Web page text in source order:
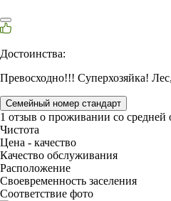
Достоинства:
Превосходно!!! Суперхозяйка!
Семейный номер стандарт
1 отзыв о проживании со средней
Чистота
Цена - качество
Качество обслуживания
Расположение
Своевременность заселения
Соответствие фото